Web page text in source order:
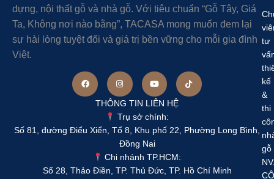
dựng, nội thất gỗ và nhà gỗ. Với tiêu chuẩn “Gỗ Tây, Giá
Ta, Không nơi nào bằng”, TACASA mong muốn đem lại
sự hài lòng tuyệt đối và giá trị bền vững cho mỗi gia đình
Việt.
THÔNG TIN LIÊN HỆ
Trụ sở chính:
Số 81, đường Điểu Xiển, Tổ 8, Khu phố 22, Phường Long Bình,
Đồng Nai
Chi nhánh TP.HCM:
Số 28, Thảo Điền, TP. Thủ Đức, TP. Hồ Chí Minh
tư
kế
&
thi
gỗ